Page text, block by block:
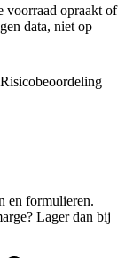
voorraad opraakt of
data, niet op
Risicobeoordeling
en formulieren.
Lager dan bij